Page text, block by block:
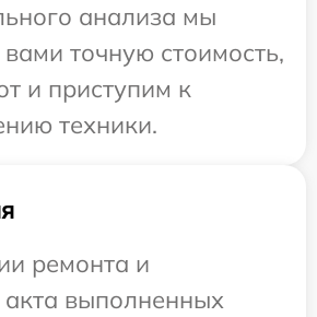
анализа мы
точную стоимость,
и приступим к
техники.
ремонта и
выполненных